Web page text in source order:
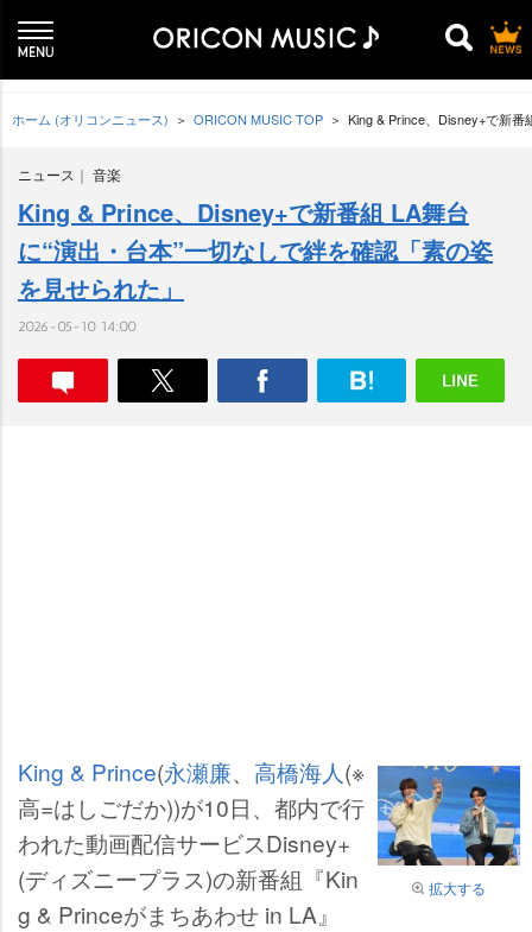
ホーム (オリコンニュース) ORICON MUSIC TOP King & Prince、Disney+で新番
ニュース 音楽
King & Prince、Disney+で新番組 LA舞台
に“演出・台本”一切なしで絆を確認「素の姿
を見せられた」
2026-05-10 14:00
拡大する
King & Prince(永瀬廉、 高橋海人(※
高=はしごだか))が10日、都内で行
われた動画配信サービスDisney+
(ディズニープラス)の新番組『Kin
g & Princeがまちあわせ in LA』